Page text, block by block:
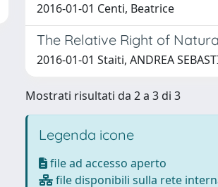
2016-01-01 Centi, Beatrice
The Relative Right of
2016-01-01 Staiti, ANDREA
Mostrati risultati da 2 a 3 di 3
Legenda icone
file ad accesso aperto
file disponibili sulla rete